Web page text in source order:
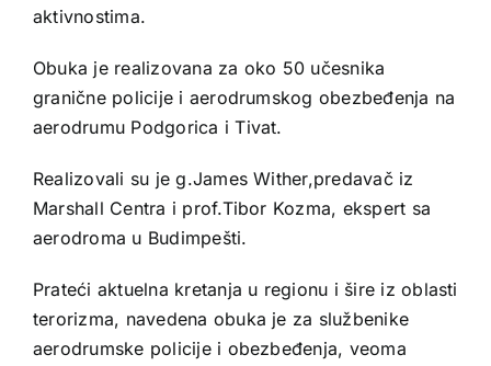
aktivnostima.
Obuka je realizovana za oko 50 učesnika
granične policije i aerodrumskog obezbeđenja na
aerodrumu Podgorica i Tivat.
Realizovali su je g.James Wither,predavač iz
Marshall Centra i prof.Tibor Kozma, ekspert sa
aerodroma u Budimpešti.
Prateći aktuelna kretanja u regionu i šire iz oblasti
terorizma, navedena obuka je za službenike
aerodrumske policije i obezbeđenja, veoma